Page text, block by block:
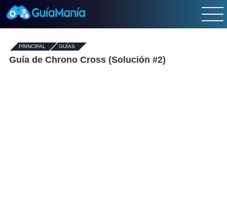
PRINCIPAL - GUÍAS-
Guía de Chrono Cross (Solución #2)